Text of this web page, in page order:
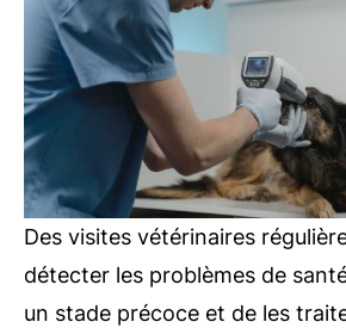
Des visites vétérinaires
détecter les problèmes de
un stade précoce et de les